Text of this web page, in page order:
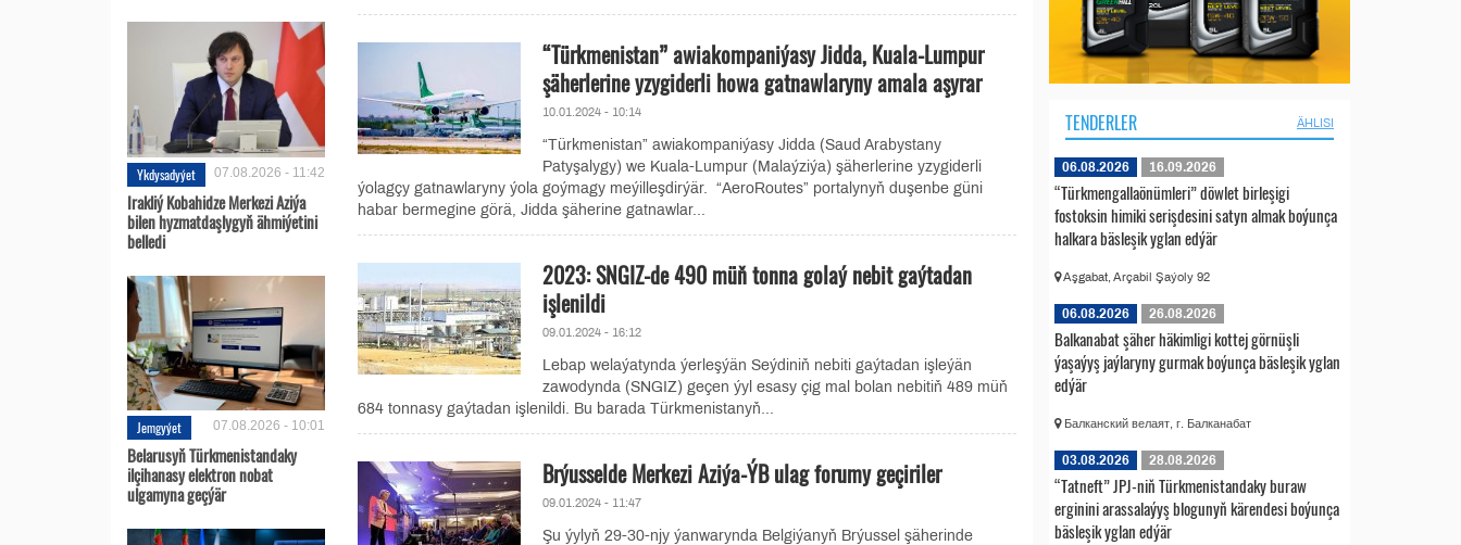
Ykdysadyýet 07.08.2026 - 11:42
Irakliý Kobahidze Merkezi Aziýa
bilen hyzmatdaşlygyň ähmiýetini
belledi
Jemgyýet 07.08.2026 - 10:01
Belarusyň Türkmenistandaky
ilçihanasy elektron nobat
ulgamyna geçýär
“Türkmenistan” awiakompaniýasy Jidda, Kuala-Lumpur
şäherlerine yzygiderli howa gatnawlaryny amala aşyrar
10.01.2024 - 10:14
“Türkmenistan” awiakompaniýasy Jidda (Saud Arabystany
Patyşalygy) we Kuala-Lumpur (Malaýziýa) şäherlerine yzygiderli
ýolagçy gatnawlaryny ýola goýmagy meýilleşdirýär. “AeroRoutes” portalynyň duşenbe güni
habar bermegine görä, Jidda şäherine gatnawlar...
2023: SNGIZ-de 490 müň tonna golaý nebit gaýtadan
işlenildi
09.01.2024 - 16:12
Lebap welaýatynda ýerleşýän Seýdiniň nebiti gaýtadan işleýän
zawodynda (SNGIZ) geçen ýyl esasy çig mal bolan nebitiň 489 müň
684 tonnasy gaýtadan işlenildi. Bu barada Türkmenistanyň...
Brýusselde Merkezi Aziýa-ÝB ulag forumy geçiriler
09.01.2024 - 11:47
Şu ýylyň 29-30-njy ýanwarynda Belgiýanyň Brýussel şäherinde
TENDERLER ÄHLISI
06.08.2026 16.09.2026
“Türkmengallaönümleri” döwlet birleşigi
fostoksin himiki serişdesini satyn almak boýunça
halkara bäsleşik yglan edýär
Aşgabat, Arçabil Şaýoly 92
06.08.2026 26.08.2026
Balkanabat şäher häkimligi kottej görnüşli
ýaşaýyş jaýlaryny gurmak boýunça bäsleşik yglan
edýär
Балканский велаят, г. Балканабат
03.08.2026 28.08.2026
“Tatneft” JPJ-niň Türkmenistandaky buraw
erginini arassalaýyş blogunyň kärendesi boýunça
bäsleşik yglan edýär